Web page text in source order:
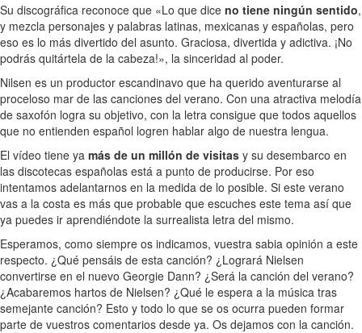
Su discográfica reconoce que «Lo que dice no tiene ningún sentido,
y mezcla personajes y palabras latinas, mexicanas y españolas, pero
eso es lo más divertido del asunto. Graciosa, divertida y adictiva. ¡No
podrás quitártela de la cabeza!», la sinceridad al poder.
Nilsen es un productor escandinavo que ha querido aventurarse al
proceloso mar de las canciones del verano. Con una atractiva melodía
de saxofón logra su objetivo, con la letra consigue que todos aquellos
que no entienden español logren hablar algo de nuestra lengua.
El vídeo tiene ya más de un millón de visitas y su desembarco en
las discotecas españolas está a punto de producirse. Por eso
intentamos adelantarnos en la medida de lo posible. Si este verano
vas a la costa es más que probable que escuches este tema así que
ya puedes ir aprendiéndote la surrealista letra del mismo.
Esperamos, como siempre os indicamos, vuestra sabia opinión a este
respecto. ¿Qué pensáis de esta canción? ¿Logrará Nielsen
convertirse en el nuevo Georgie Dann? ¿Será la canción del verano?
¿Acabaremos hartos de Nielsen? ¿Qué le espera a la música tras
semejante canción? Esto y todo lo que se os ocurra pueden formar
parte de vuestros comentarios desde ya. Os dejamos con la canción.